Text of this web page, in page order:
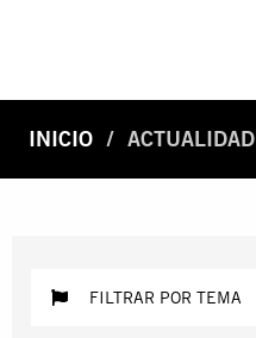
INICIO ACTUALIDAD
FILTRAR POR TEMA